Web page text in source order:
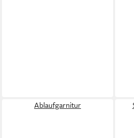
Ablaufgarnitur